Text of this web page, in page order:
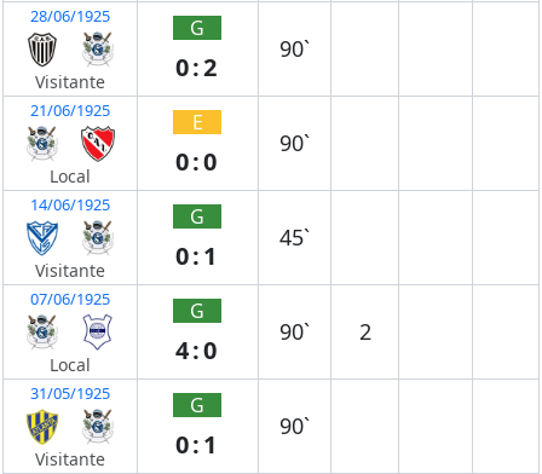
28/06/1925
Visitante
G
0:2
90`
21/06/1925
Local
E
0:0
90`
14/06/1925
Visitante
G
0:1
45`
07/06/1925
Local
G
4:0
90` 2
31/05/1925
Visitante
G
0:1
90`